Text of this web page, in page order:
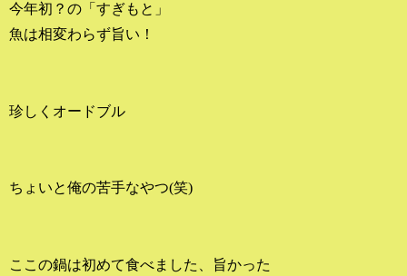
今年初？の「すぎもと」
魚は相変わらず旨い！
珍しくオードブル
ちょいと俺の苦手なやつ(笑)
ここの鍋は初めて食べました、旨かった